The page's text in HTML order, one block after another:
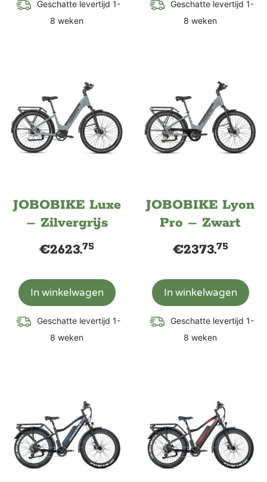
Geschatte levertijd 1-
8 weken
Geschatte levertijd 1-
8 weken
JOBOBIKE Luxe
– Zilvergrijs
€2623.75
In winkelwagen
Geschatte levertijd 1-
8 weken
JOBOBIKE Lyon
Pro – Zwart
€2373.75
In winkelwagen
Geschatte levertijd 1-
8 weken